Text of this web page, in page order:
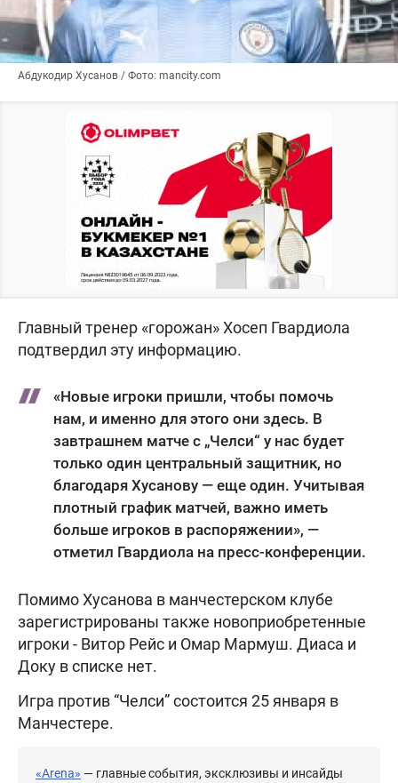
Абдукодир Хусанов / Фото: mancity.com
Главный тренер «горожан» Хосеп Гвардиола
подтвердил эту информацию.
«Новые игроки пришли, чтобы помочь
нам, и именно для этого они здесь. В
завтрашнем матче с „Челси“ у нас будет
только один центральный защитник, но
благодаря Хусанову — еще один. Учитывая
плотный график матчей, важно иметь
больше игроков в распоряжении», —
отметил Гвардиола на пресс-конференции.
Помимо Хусанова в манчестерском клубе
зарегистрированы также новоприобретенные
игроки - Витор Рейс и Омар Мармуш. Диаса и
Доку в списке нет.
Игра против “Челси” состоится 25 января в
Манчестере.
«Arena» — главные события, эксклюзивы и инсайды